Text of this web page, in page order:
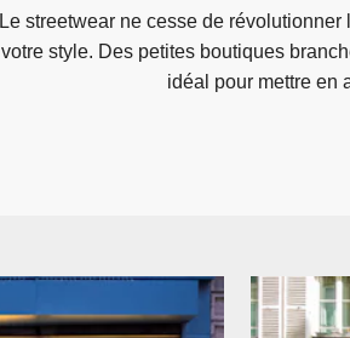
Le streetwear ne cesse de révolutionner
votre style. Des petites boutiques
idéal pour mettre en